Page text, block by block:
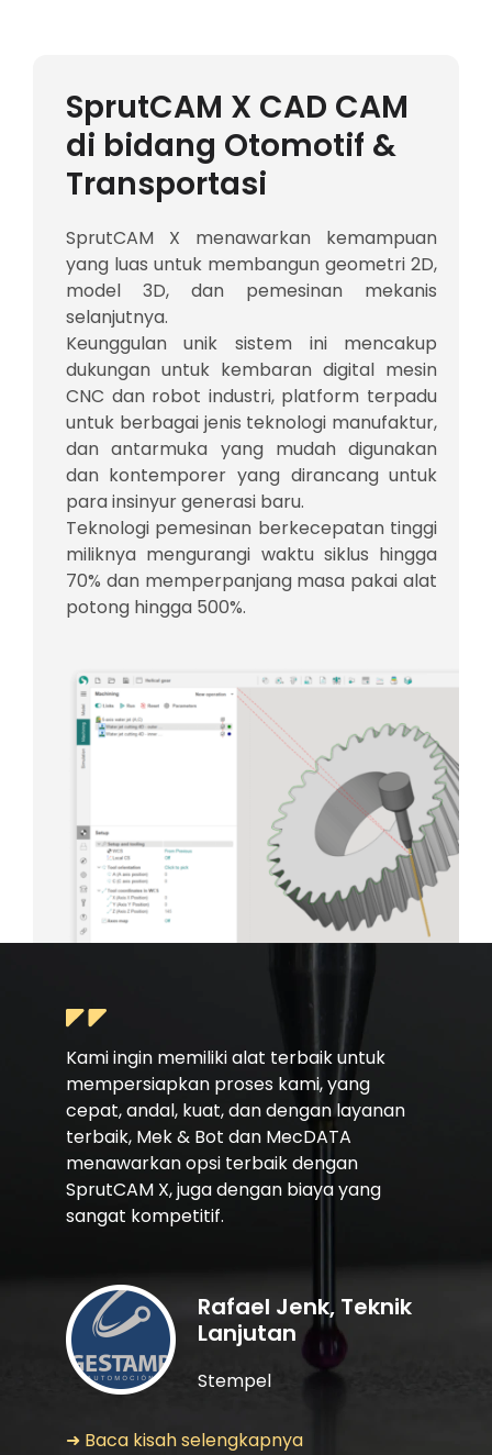
SprutCAM X CAD CAM
di bidang Otomotif &
Transportasi
SprutCAM X menawarkan kemampuan
yang luas untuk membangun geometri 2D,
model 3D, dan pemesinan mekanis
selanjutnya.
Keunggulan unik sistem ini mencakup
dukungan untuk kembaran digital mesin
CNC dan robot industri, platform terpadu
untuk berbagai jenis teknologi manufaktur,
dan antarmuka yang mudah digunakan
dan kontemporer yang dirancang untuk
para insinyur generasi baru.
Teknologi pemesinan berkecepatan tinggi
miliknya mengurangi waktu siklus hingga
70% dan memperpanjang masa pakai alat
potong hingga 500%.
Kami ingin memiliki alat terbaik untuk
mempersiapkan proses kami, yang
cepat, andal, kuat, dan dengan layanan
terbaik, Mek & Bot dan MecDATA
menawarkan opsi terbaik dengan
SprutCAM X, juga dengan biaya yang
sangat kompetitif.
Rafael Jenk, Teknik
Lanjutan
Stempel
➜ Baca kisah selengkapnya